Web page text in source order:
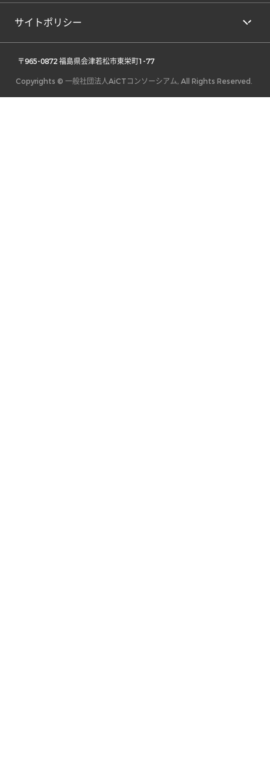
サイトポリシー
〒965-0872 福島県会津若松市東栄町1-77
Copyrights © 一般社団法人AiCTコンソーシアム, All Rights Reserved.